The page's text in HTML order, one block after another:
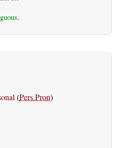
.
(Pers.Pron)